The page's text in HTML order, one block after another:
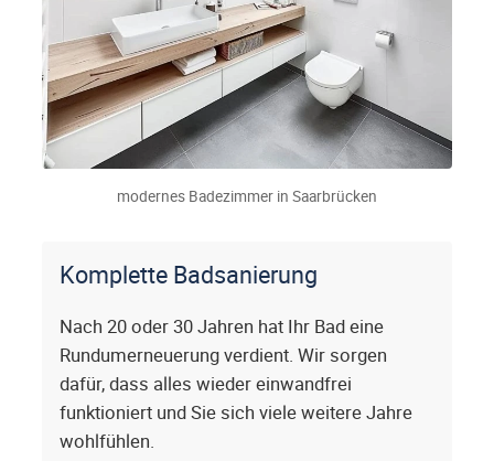
modernes Badezimmer in Saarbrücken
Komplette Badsanierung
Nach 20 oder 30 Jahren hat Ihr Bad eine
Rundumerneuerung verdient. Wir sorgen
dafür, dass alles wieder einwandfrei
funktioniert und Sie sich viele weitere Jahre
wohlfühlen.